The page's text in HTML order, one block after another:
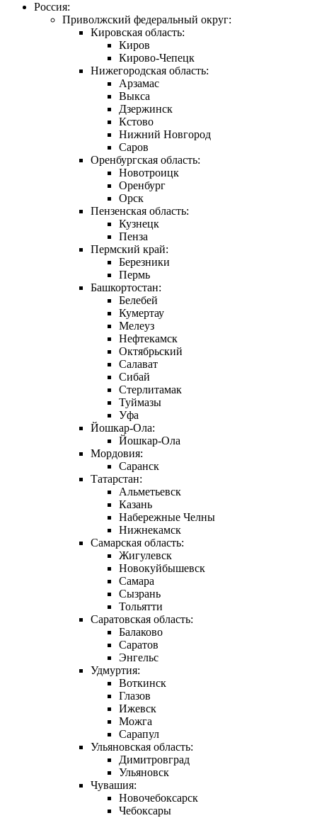
Россия:
Приволжский федеральный округ:
Кировская область:
Киров
Кирово-Чепецк
Нижегородская область:
Арзамас
Выкса
Дзержинск
Кстово
Нижний Новгород
Саров
Оренбургская область:
Новотроицк
Оренбург
Орск
Пензенская область:
Кузнецк
Пенза
Пермский край:
Березники
Пермь
Башкортостан:
Белебей
Кумертау
Мелеуз
Нефтекамск
Октябрьский
Салават
Сибай
Стерлитамак
Туймазы
Уфа
Йошкар-Ола:
Йошкар-Ола
Мордовия:
Саранск
Татарстан:
Альметьевск
Казань
Набережные Челны
Нижнекамск
Самарская область:
Жигулевск
Новокуйбышевск
Самара
Сызрань
Тольятти
Саратовская область:
Балаково
Саратов
Энгельс
Удмуртия:
Воткинск
Глазов
Ижевск
Можга
Сарапул
Ульяновская область:
Димитровград
Ульяновск
Чувашия:
Новочебоксарск
Чебоксары